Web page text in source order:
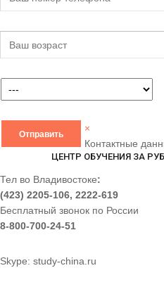
×
Контактные
ЦЕНТР ОБУЧЕНИЯ ЗА
Тел во Владивостоке:
(423) 2205-106, 2222-619
Бесплатный звонок по России
8-800-700-24-51
Skype: study-china.ru